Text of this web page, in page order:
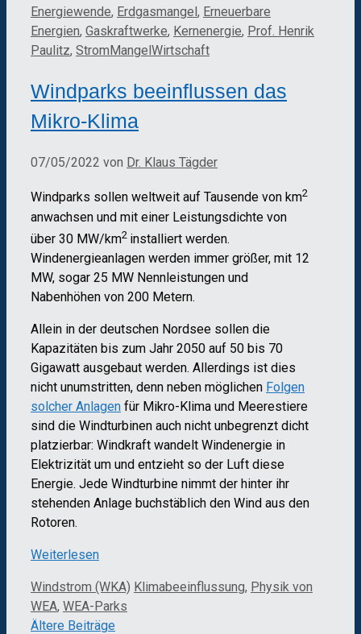
Energiewende, Erdgasmangel, Erneuerbare
Energien, Gaskraftwerke, Kernenergie, Prof. Henrik
Paulitz, StromMangelWirtschaft
Windparks beeinflussen das
Mikro-Klima
07/05/2022 von Dr. Klaus Tägder
Windparks sollen weltweit auf Tausende von km2
anwachsen und mit einer Leistungsdichte von
über 30 MW/km2 installiert werden.
Windenergieanlagen werden immer größer, mit 12
MW, sogar 25 MW Nennleistungen und
Nabenhöhen von 200 Metern.
Allein in der deutschen Nordsee sollen die
Kapazitäten bis zum Jahr 2050 auf 50 bis 70
Gigawatt ausgebaut werden. Allerdings ist dies
nicht unumstritten, denn neben möglichen Folgen
solcher Anlagen für Mikro-Klima und Meerestiere
sind die Windturbinen auch nicht unbegrenzt dicht
platzierbar: Windkraft wandelt Windenergie in
Elektrizität um und entzieht so der Luft diese
Energie. Jede Windturbine nimmt der hinter ihr
stehenden Anlage buchstäblich den Wind aus den
Rotoren.
Weiterlesen
Kategorien
Windstrom (WKA) Schlagwörter
Klimabeeinflussung, Physik von
WEA, WEA-Parks
Ältere Beiträge